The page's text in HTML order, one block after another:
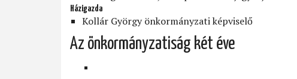
Házigazda
Kollár György önkormányzati képviselő
Az önkormányzatiság két éve